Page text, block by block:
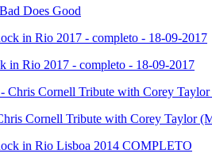
Does Good
in Rio 2017 - completo - 18-09-2017
Cornell Tribute with Corey Taylor